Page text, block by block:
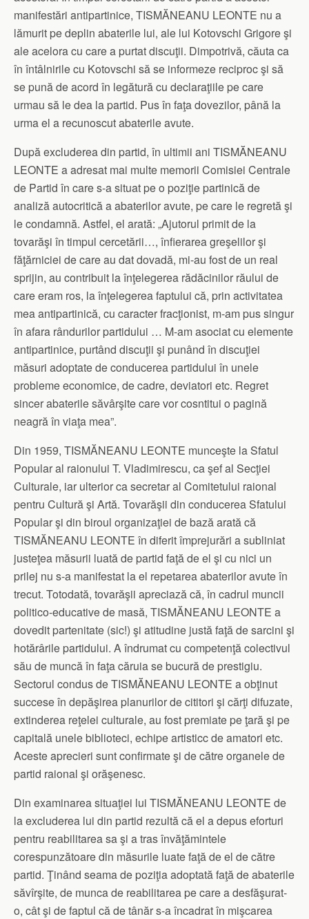
manifestări antipartinice, TISMĂNEANU LEONTE nu a
lămurit pe deplin abaterile lui, ale lui Kotovschi Grigore şi
ale acelora cu care a purtat discuţii. Dimpotrivă, căuta ca
în întâlnirile cu Kotovschi să se informeze reciproc şi să
se pună de acord în legătură cu declaraţiile pe care
urmau să le dea la partid. Pus în faţa dovezilor, până la
urma el a recunoscut abaterile avute.
După excluderea din partid, în ultimii ani TISMĂNEANU
LEONTE a adresat mai multe memorii Comisiei Centrale
de Partid în care s-a situat pe o poziţie partinică de
analiză autocritică a abaterilor avute, pe care le regretă şi
le condamnă. Astfel, el arată: „Ajutorul primit de la
tovarăşi în timpul cercetării…, înfierarea greşelilor şi
făţărniciei de care au dat dovadă, mi-au fost de un real
sprijin, au contribuit la înţelegerea rădăcinilor răului de
care eram ros, la înţelegerea faptului că, prin activitatea
mea antipartinică, cu caracter fracţionist, m-am pus singur
în afara rândurilor partidului … M-am asociat cu elemente
antipartinice, purtând discuţii şi punând în discuţiei
măsuri adoptate de conducerea partidului în unele
probleme economice, de cadre, deviatori etc. Regret
sincer abaterile săvârşite care vor cosntitui o pagină
neagră în viaţa mea”.
Din 1959, TISMĂNEANU LEONTE munceşte la Sfatul
Popular al raionului T. Vladimirescu, ca şef al Secţiei
Culturale, iar ulterior ca secretar al Comitetului raional
pentru Cultură şi Artă. Tovarăşii din conducerea Sfatului
Popular şi din biroul organizaţiei de bază arată că
TISMĂNEANU LEONTE în diferit împrejurări a subliniat
justeţea măsurii luată de partid faţă de el şi cu nici un
prilej nu s-a manifestat la el repetarea abaterilor avute în
trecut. Totodată, tovarăşii apreciază că, în cadrul muncii
politico-educative de masă, TISMĂNEANU LEONTE a
dovedit partenitate (sic!) şi atitudine justă faţă de sarcini şi
hotărârile partidului. A îndrumat cu competenţă colectivul
său de muncă în faţa căruia se bucură de prestigiu.
Sectorul condus de TISMĂNEANU LEONTE a obţinut
succese în depăşirea planurilor de cititori şi cărţi difuzate,
extinderea reţelei culturale, au fost premiate pe ţară şi pe
capitală unele biblioteci, echipe artisticc de amatori etc.
Aceste aprecieri sunt confirmate şi de către organele de
partid raional şi orăşenesc.
Din examinarea situaţiei lui TISMĂNEANU LEONTE de
la excluderea lui din partid rezultă că el a depus eforturi
pentru reabilitarea sa şi a tras învăţămintele
corespunzătoare din măsurile luate faţă de el de către
partid. Ţinând seama de poziţia adoptată faţă de abaterile
săvîrşite, de munca de reabilitarea pe care a desfăşurat-
o, cât şi de faptul că de tânăr s-a încadrat în mişcarea